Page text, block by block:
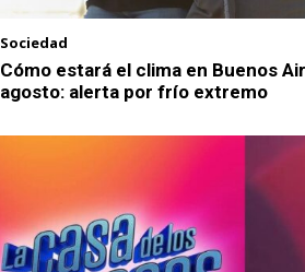
Sociedad
Cómo estará el clima en Buenos
agosto: alerta por frío extremo